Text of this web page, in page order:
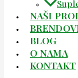
NAŠI
BLOG
O NAMA
KONTAKT